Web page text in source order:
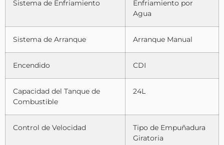
Sistema de Enfriamiento
Enfriamiento por
Agua
Sistema de Arranque Arranque Manual
Encendido CDI
Capacidad del Tanque de
Combustible
24L
Control de Velocidad
Tipo de Empuñadura
Giratoria